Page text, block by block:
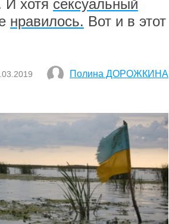
И хотя сексуальный
нравилось. Вот и в этот
Полина ДОРОЖКИНА